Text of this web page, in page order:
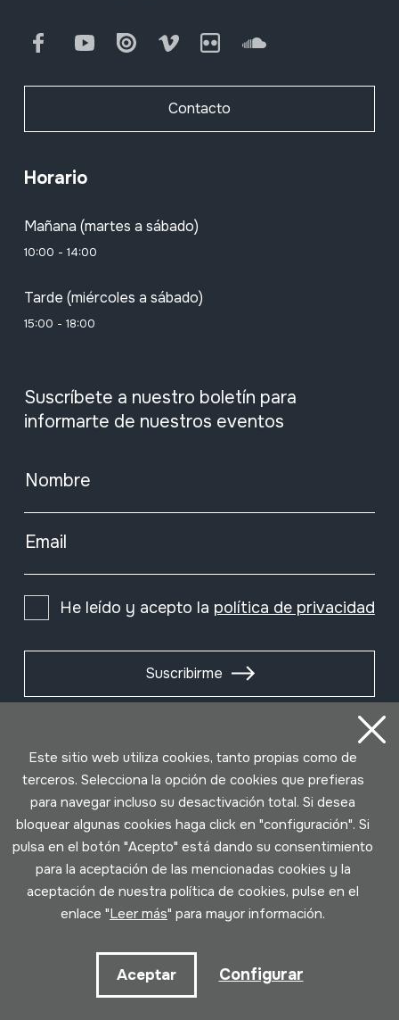
FacebookYoutube Issuu Vimeo Flickr SoundCloud
Contacto
Horario
Mañana (martes a sábado)
10:00 - 14:00
Tarde (miércoles a sábado)
15:00 - 18:00
Suscríbete a nuestro boletín para
informarte de nuestros eventos
Nombre
Email
He leído y acepto la política de privacidad
Suscribirme
Política de cookies
Desarrollado por Lotura
Este sitio web utiliza cookies, tanto propias como de
terceros. Selecciona la opción de cookies que prefieras
para navegar incluso su desactivación total. Si desea
bloquear algunas cookies haga click en "configuración". Si
pulsa en el botón "Acepto" está dando su consentimiento
para la aceptación de las mencionadas cookies y la
aceptación de nuestra política de cookies, pulse en el
enlace "Leer más" para mayor información.
Aceptar Configurar